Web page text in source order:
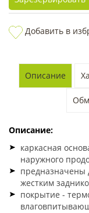
Добавить в
Описание
Описание:
каркасная
наружного
предназначены
жестким
покрытие -